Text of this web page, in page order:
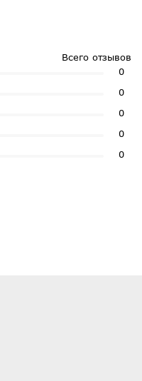
Всего отзывов
0
0
0
0
0